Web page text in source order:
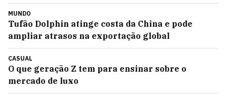
MUNDO
Tufão Dolphin atinge costa da China e pode
ampliar atrasos na exportação global
CASUAL
O que geração Z tem para ensinar sobre o
mercado de luxo